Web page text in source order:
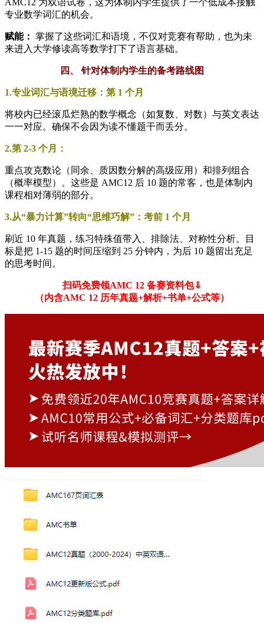
专业数学词汇的机会。
赋能： 掌握了这些词汇和语境，不仅对竞赛有帮助，也为未
来进入大学修读高等数学打下了语言基础。
四、 针对体制内学生的备考路线图
1.专业词汇与语境迁移：第 1 个月
将校内已经滚瓜烂熟的数学概念（如复数、对数）与英文表达
一一对应。确保不会因为读不懂题干而丢分。
2.第 2-3 个月：
重点攻克数论（同余、质因数分解的高级应用）和排列组合
（概率模型）。这些是 AMC12 后 10 题的常客，也是体制内
课程相对薄弱的部分。
3.从“暴力计算”转向“思维巧解”：考前 1 个月
刷近 10 年真题，练习特殊值带入、排除法、对称性分析。目
标是把 1-15 题的时间压缩到 25 分钟内，为后 10 题留出充足
的思考时间。
扫码免费领AMC 12 备赛资料包⇓
（内含AMC 12 历年真题+解析+书单+公式等）